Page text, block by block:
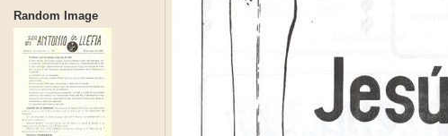
Random Image